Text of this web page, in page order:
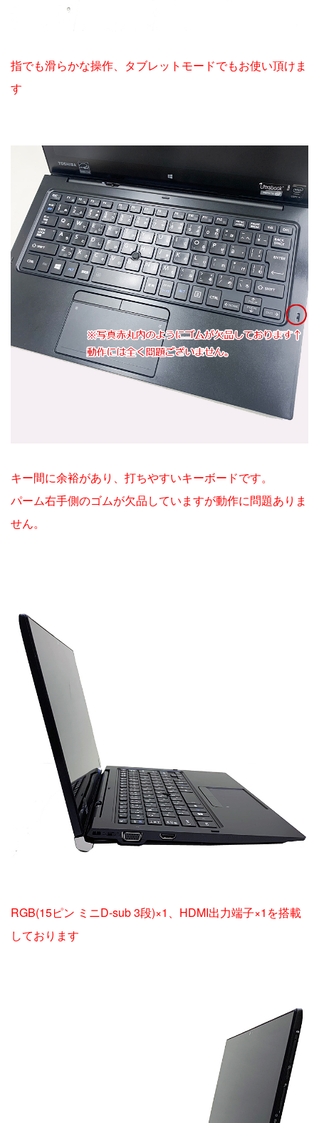
指でも滑らかな操作、タブレットモードでもお使い頂けま
す
キー間に余裕があり、打ちやすいキーボードです。
パーム右手側のゴムが欠品していますが動作に問題ありま
せん。
RGB(15ピン ミニD-sub 3段)×1、HDMI出力端子×1を搭載
しております